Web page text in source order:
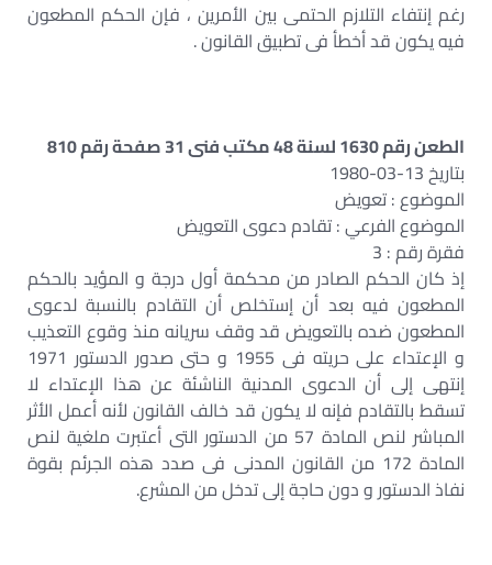
رغم إنتفاء التلازم الحتمى بين الأمرين ، فإن الحكم المطعون
فيه يكون قد أخطأ فى تطبيق القانون .
الطعن رقم 1630 لسنة 48 مكتب فنى 31 صفحة رقم 810
بتاريخ 13-03-1980
الموضوع : تعويض
الموضوع الفرعي : تقادم دعوى التعويض
فقرة رقم : 3
إذ كان الحكم الصادر من محكمة أول درجة و المؤيد بالحكم
المطعون فيه بعد أن إستخلص أن التقادم بالنسبة لدعوى
المطعون ضده بالتعويض قد وقف سريانه منذ وقوع التعذيب
و الإعتداء على حريته فى 1955 و حتى صدور الدستور 1971
إنتهى إلى أن الدعوى المدنية الناشئة عن هذا الإعتداء لا
تسقط بالتقادم فإنه لا يكون قد خالف القانون لأنه أعمل الأثر
المباشر لنص المادة 57 من الدستور التى أعتبرت ملغية لنص
المادة 172 من القانون المدنى فى صدد هذه الجرئم بقوة
نفاذ الدستور و دون حاجة إلى تدخل من المشرع.